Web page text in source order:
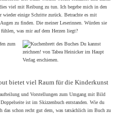
viel mit Reibung zu tun. Ich begebe mich in den
wieder einige Schritte zurück. Betrachte es mit
zu finden. Die meiner Leserinnen. Würden sie
was mir auf dem Herzen liegt?
bietet viel Raum für die Kinderkunst
und Vorstellungen zum Umgang mit Bild
ist im Skizzenbuch entstanden. Wie du
das schon recht gut dem, was tatsächlich im Buch zu